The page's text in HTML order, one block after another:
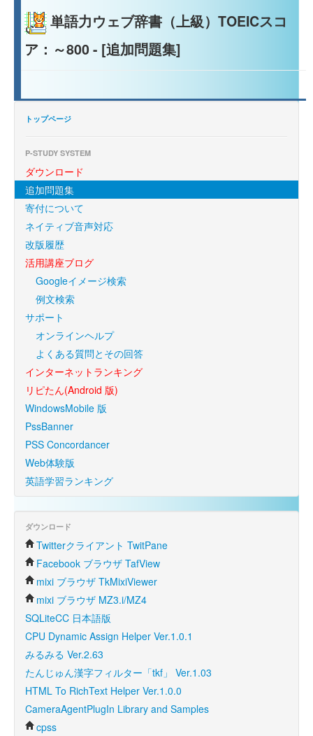
単語力ウェブ辞書（上級）TOEICスコ
ア：～800 - [追加問題集]
トップページ
P-STUDY SYSTEM
ダウンロード
追加問題集
寄付について
ネイティブ音声対応
改版履歴
活用講座ブログ
Googleイメージ検索
例文検索
サポート
オンラインヘルプ
よくある質問とその回答
インターネットランキング
リピたん(Android 版)
WindowsMobile 版
PssBanner
PSS Concordancer
Web体験版
英語学習ランキング
ダウンロード
Twitterクライアント TwitPane
Facebook ブラウザ TafView
mixi ブラウザ TkMixiViewer
mixi ブラウザ MZ3.i/MZ4
SQLiteCC 日本語版
CPU Dynamic Assign Helper Ver.1.0.1
みるみる Ver.2.63
たんじゅん漢字フィルター「tkf」 Ver.1.03
HTML To RichText Helper Ver.1.0.0
CameraAgentPlugIn Library and Samples
cpss